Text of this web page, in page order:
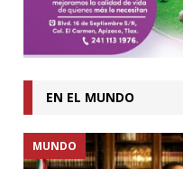
EN EL MUNDO
MUNDO